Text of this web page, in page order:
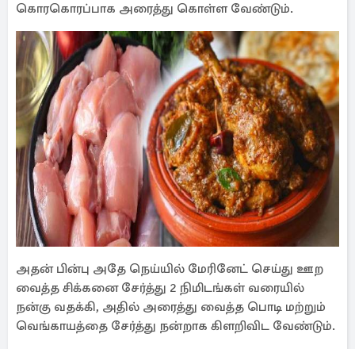
கொரகொரப்பாக அரைத்து கொள்ள வேண்டும்.
அதன் பின்பு அதே நெய்யில் மேரினேட் செய்து ஊற
வைத்த சிக்கனை சேர்த்து 2 நிமிடங்கள் வரையில்
நன்கு வதக்கி, அதில் அரைத்து வைத்த பொடி மற்றும்
வெங்காயத்தை சேர்த்து நன்றாக கிளறிவிட வேண்டும்.